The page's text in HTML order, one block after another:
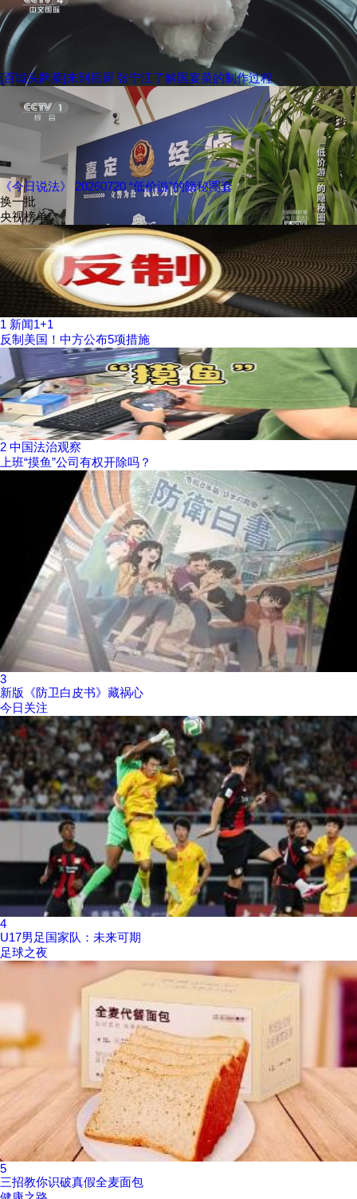
[百城头牌菜]来到后厨 张宁江了解国宴菜的制作过程
《今日说法》 20260720 “低价游”的隐秘圈套
换一批
央视榜单
1 新闻1+1
反制美国！中方公布5项措施
2 中国法治观察
上班“摸鱼”公司有权开除吗？
3
新版《防卫白皮书》藏祸心
今日关注
4
U17男足国家队：未来可期
足球之夜
5
三招教你识破真假全麦面包